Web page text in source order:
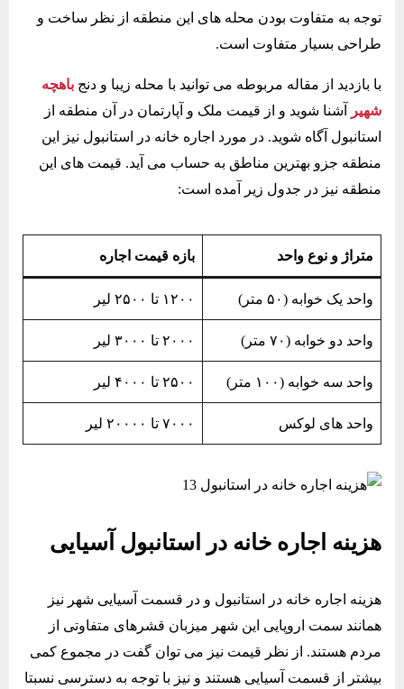
توجه به متفاوت بودن محله های این منطقه از نظر ساخت و
طراحی بسیار متفاوت است.
با بازدید از مقاله مربوطه می توانید با محله زیبا و دنج باهچه
شهیر
آشنا شوید و از قیمت ملک و آپارتمان در آن منطقه از
استانبول آگاه شوید. در مورد اجاره خانه در استانبول نیز این
منطقه جزو بهترین مناطق به حساب می آید. قیمت های این
منطقه نیز در جدول زیر آمده است:
متراژ و نوع واحد بازه قیمت اجاره
واحد یک خوابه (۵۰ متر) ۱۲۰۰ تا ۲۵۰۰ لیر
واحد دو خوابه (۷۰ متر) ۲۰۰۰ تا ۳۰۰۰ لیر
واحد سه خوابه (۱۰۰ متر) ۲۵۰۰ تا ۴۰۰۰ لیر
واحد های لوکس ۷۰۰۰ تا ۲۰۰۰۰ لیر
هزینه اجاره خانه در استانبول آسیایی
هزینه اجاره خانه در استانبول و در قسمت آسیایی شهر نیز
همانند سمت اروپایی این شهر میزبان قشرهای متفاوتی از
مردم هستند. از نظر قیمت نیز می توان گفت در مجموع کمی
بیشتر از قسمت آسیایی هستند و نیز با توجه به دسترسی نسبتا